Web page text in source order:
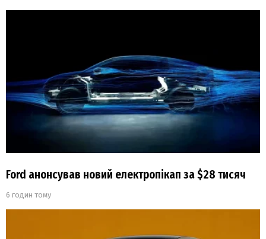
Ford анонсував новий електропікап за $28 тисяч
6 годин тому